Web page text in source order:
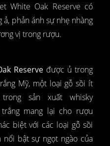
White Oak Reserve có
ả, phản ánh sự nhẹ nhàng
vị trong rượu.
Reserve được ủ trong
Mỹ, một loại gỗ sồi ít
sản xuất whisky
mang lại cho rượu
biệt với các loại gỗ sồi
nổi bật sự ngọt ngào của